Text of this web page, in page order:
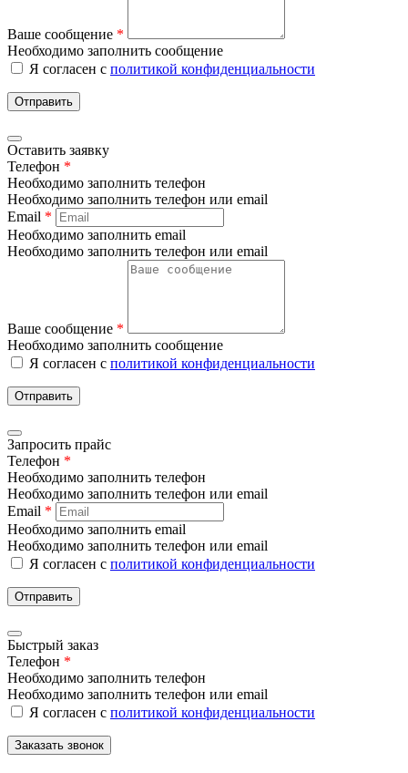
Ваше сообщение *
Необходимо заполнить сообщение
Я согласен с политикой конфиденциальности
Отправить
Оставить заявку
Телефон *
Необходимо заполнить телефон
Необходимо заполнить телефон или email
Email *
Необходимо заполнить email
Необходимо заполнить телефон или email
Ваше сообщение *
Необходимо заполнить сообщение
Я согласен с политикой конфиденциальности
Отправить
Запросить прайс
Телефон *
Необходимо заполнить телефон
Необходимо заполнить телефон или email
Email *
Необходимо заполнить email
Необходимо заполнить телефон или email
Я согласен с политикой конфиденциальности
Отправить
Быстрый заказ
Телефон *
Необходимо заполнить телефон
Необходимо заполнить телефон или email
Я согласен с политикой конфиденциальности
Заказать звонок